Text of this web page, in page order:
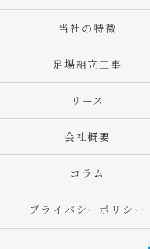
当社の特徴
足場組立工事
リース
会社概要
コラム
プライバシーポリシー